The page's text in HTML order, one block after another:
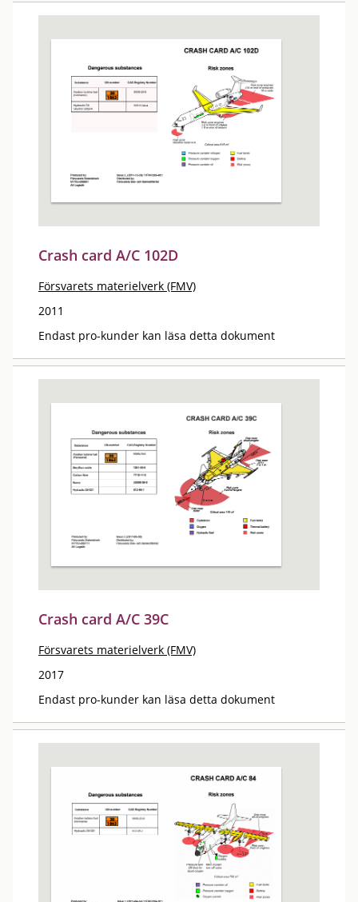
Crash card A/C 102D
Försvarets materielverk (FMV)
2011
Endast pro-kunder kan läsa detta dokument
Crash card A/C 39C
Försvarets materielverk (FMV)
2017
Endast pro-kunder kan läsa detta dokument